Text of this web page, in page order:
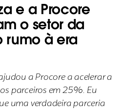
e a Procore
o setor da
rumo à era
a Procore a acelerar a
parceiros em 25%. Eu
uma verdadeira parceria